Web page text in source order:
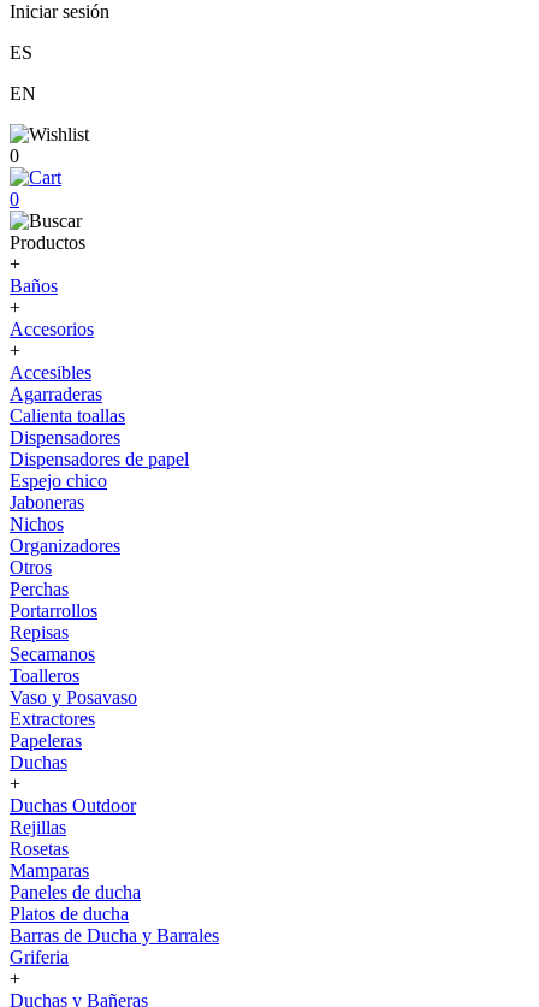
Iniciar sesión
ES
EN
0
0
Productos
+
Baños
+
Accesorios
+
Accesibles
Agarraderas
Calienta toallas
Dispensadores
Dispensadores de papel
Espejo chico
Jaboneras
Nichos
Organizadores
Otros
Perchas
Portarrollos
Repisas
Secamanos
Toalleros
Vaso y Posavaso
Extractores
Papeleras
Duchas
+
Duchas Outdoor
Rejillas
Rosetas
Mamparas
Paneles de ducha
Platos de ducha
Barras de Ducha y Barrales
Griferia
+
Duchas y Bañeras